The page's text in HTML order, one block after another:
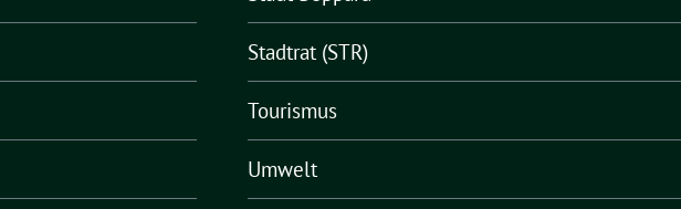
Stadtrat (STR)
Tourismus
Umwelt